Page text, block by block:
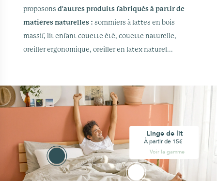
proposons d'autres produits fabriqués à partir de
matières naturelles : sommiers à lattes en bois
massif, lit enfant couette été, couette naturelle,
oreiller ergonomique, oreiller en latex naturel...
Linge de lit
Voir la gamme
À partir de 15€
Voir la gamme